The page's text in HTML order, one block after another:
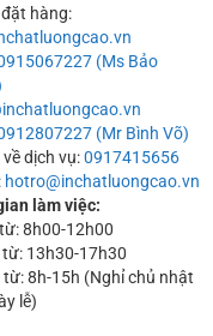
hàng:
(Ms Bảo
(Mr Bình Võ)
dịch vụ:0917415656
hotro@inchatluongcao.vn
làm việc:
8h00-12h00
từ: 13h30-17h30
từ: 8h-15h (Nghỉ chủ nhật
lễ)